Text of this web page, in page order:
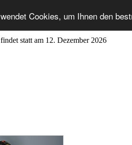
Cookies, um Ihnen den
statt am 12. Dezember 2026